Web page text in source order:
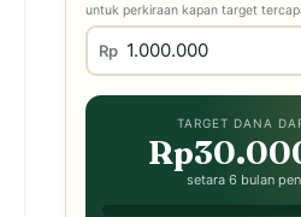
untuk perkiraan kapan target
Rp
TARGET DANA
setara 6 bulan